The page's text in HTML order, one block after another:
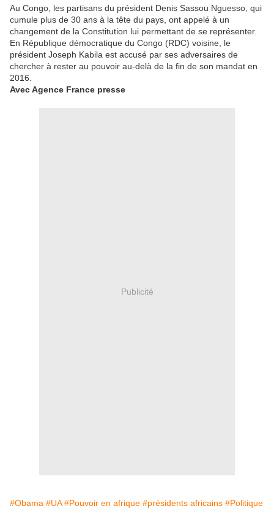
Au Congo, les partisans du président Denis Sassou Nguesso, qui
cumule plus de 30 ans à la tête du pays, ont appelé à un
changement de la Constitution lui permettant de se représenter.
En République démocratique du Congo (RDC) voisine, le
président Joseph Kabila est accusé par ses adversaires de
chercher à rester au pouvoir au-delà de la fin de son mandat en
2016.
Avec Agence France presse
Publicité
#Obama #UA #Pouvoir en afrique #présidents africains #Politique